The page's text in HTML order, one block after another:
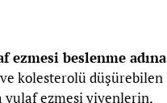
ezmesi beslenme adına
kolesterolü düşürebilen
yulaf ezmesi yiyenlerin,